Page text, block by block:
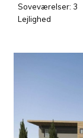
Soveværelser: 3
Lejlighed